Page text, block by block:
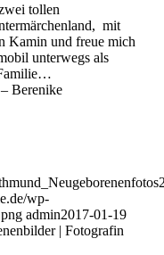
tollen
mit
Kamin und freue mich
unterwegs als
Berenike
wp-
admin2017-01-19
| Fotografin